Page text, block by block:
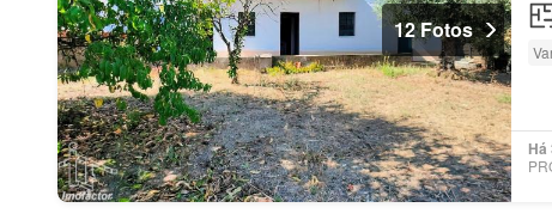
12 Fotos
Há